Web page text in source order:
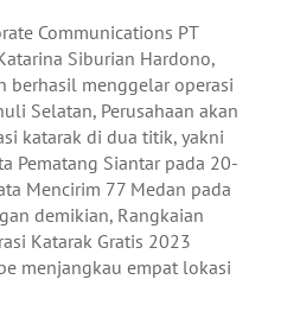
Communications PT
Siburian Hardono,
berhasil menggelar operasi
Selatan, Perusahaan akan
katarak di dua titik, yakni
Pematang Siantar pada 20-
Mencirim 77 Medan pada
demikian, Rangkaian
Katarak Gratis 2023
menjangkau empat lokasi